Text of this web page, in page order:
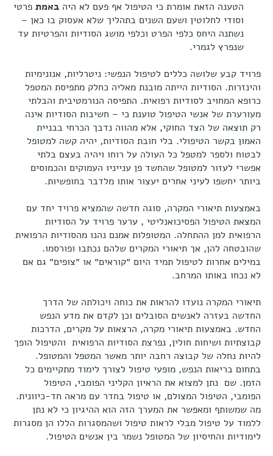
הטענה הזאת אומרת כי הטיפול אף פעם לא היה באמת פרטי
וסודי לחלוטין ושעם השנים בתהליך שלא אעסוק בו כאן –
נשתנה היחס כלפי הפרט וכלפי מושג הסודיות והפרטיות עד
שנפרץ לגמרי.
פרויד קבע שלושה כללים לטיפול הנפשי: ניטרליות, אנונימיות
והינזרות. הסודיות הייתה מובנת מאליה כחלק מתפיסת המטפל
כרופא המחויב לסודיות רפואית. התפיסה הנורמטיבית והבלתי
מעורערת של אנשי הטיפול טוענת כי – חשיבות הסודיות אינה
רק תוצאה של הצד החוקי, אלא מהווה נדבך הכרחי בבניית
האמון בקשר הטיפולי. בלי חובת הסודיות, יהיה קשה למטופל
לבטוח ולספר למטפל כל העולה על רוחו ויהיה בעצם בלתי
אפשרי לעזור למטופל שהחשד פן ענייניו העמוקים והכמוסים
ביותר יחשפו לעיני אחרים יעצור אותו מלדבר בחופשיות.
באמצעות תיאורי המקרה, סוגה חדשה שהמציא פרויד יחד עם
המצאת הטיפול הפסיכואנליטי , ערער פרויד על הסודיות
הרפואית למן ההתחלה. המטופלות אמנם נהנו מהסודיות הרפואית
שהובטחה להן, אך תיאורי המקרים שלהם נכתבו ופורסמו.
במילים אחרות לטיפול תמיד היום ״קוראים״ או ״צופים״ גם אם
לא נכחו באותו המרחב.
תיאורי המקרה נועדו להראות את כוחה ויכולתה של הדרך
החדשה בעזרה לאנשים הסובלים וכן לקדם את מדע הנפש
החדש. באמצעות תיאורי מקרה, הרצאות על מקרים, הדרכות
קבוצתיות ושיחות חולין, נפרצת הסודיות הרפואית והטיפול הופך
להיות נחלה של קבוצה רחבה יותר מאשר המטפל והמטופל.
בתחום בריאות הנפש, מופעי טיפול לצורך לימוד מתקיימים כל
הזמן. שם נתן למצוא את הראיון הקליני הפומבי, הטיפול
הפומבי, הטיפול המצולם, או טיפול בחדר עם מראה חד-כיוונית.
מה שמשותף ומאפשר את המערך הזה הוא ההיגיון כי לא נתן
ללמוד על טיפול מבלי לראות טיפול ושהמסגרות הללו הן מסגרות
לימודיות והחיסיון של המטופל נשמר בין אנשים הטיפול.